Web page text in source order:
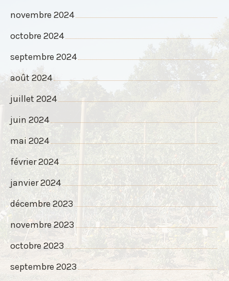
novembre 2024
octobre 2024
septembre 2024
août 2024
juillet 2024
juin 2024
mai 2024
février 2024
janvier 2024
décembre 2023
novembre 2023
octobre 2023
septembre 2023